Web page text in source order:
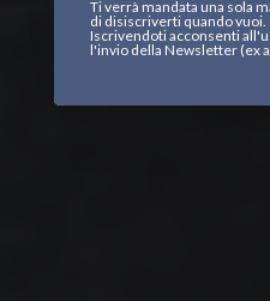
Ti verrà mandata una sola
di disiscriverti quando vuoi.
Iscrivendoti acconsenti
l'invio della Newsletter (ex